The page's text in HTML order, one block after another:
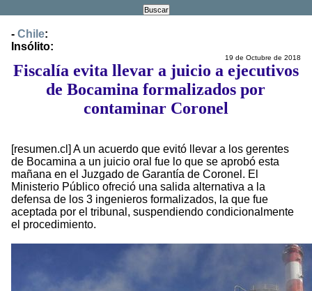
- Chile:
Insólito:
19 de Octubre de 2018
Fiscalía evita llevar a juicio a ejecutivos
de Bocamina formalizados por
contaminar Coronel
[resumen.cl] A un acuerdo que evitó llevar a los gerentes
de Bocamina a un juicio oral fue lo que se aprobó esta
mañana en el Juzgado de Garantía de Coronel. El
Ministerio Público ofreció una salida alternativa a la
defensa de los 3 ingenieros formalizados, la que fue
aceptada por el tribunal, suspendiendo condicionalmente
el procedimiento.